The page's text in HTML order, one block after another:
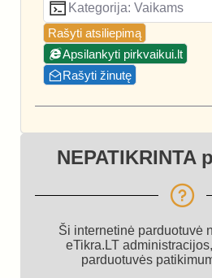
Kategorija: Vaikams
Rašyti atsiliepimą
Apsilankyti pirkvaikui.lt
Rašyti žinutę
NEPATIKRINTA
Ši internetinė parduotuvė
eTikra.LT
parduotuvės